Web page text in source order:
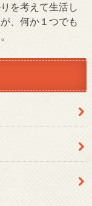
を考えて生活し
、何か１つでも